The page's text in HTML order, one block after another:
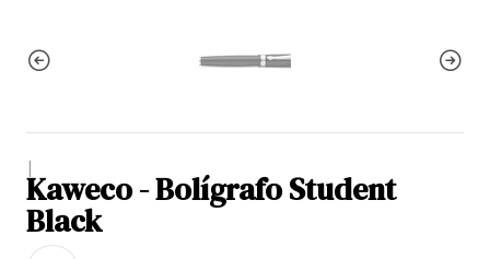
|
Kaweco - Bolígrafo Student
Black